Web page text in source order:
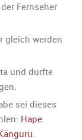
Fernseher
gleich werden
und durfte
sei dieses
Hape
.